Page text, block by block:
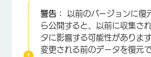
警告：
以前のバージョンに復
ら公開すると、以前に収集さ
タに影響する可能性がありま
変更される前のデータを復元